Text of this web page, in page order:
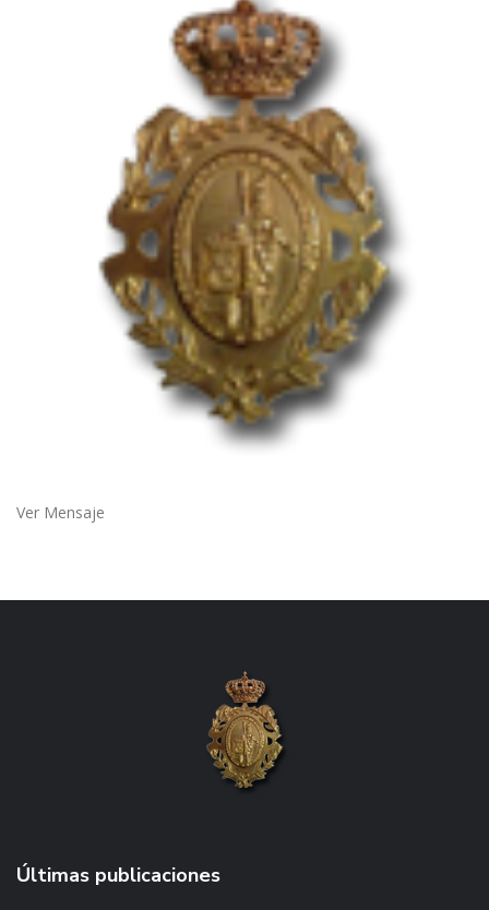
Ver Mensaje
Últimas publicaciones